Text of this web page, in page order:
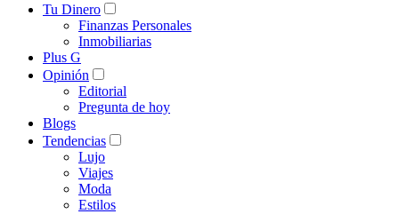
Tu Dinero
Finanzas Personales
Inmobiliarias
Plus G
Opinión
Editorial
Pregunta de hoy
Blogs
Tendencias
Lujo
Viajes
Moda
Estilos